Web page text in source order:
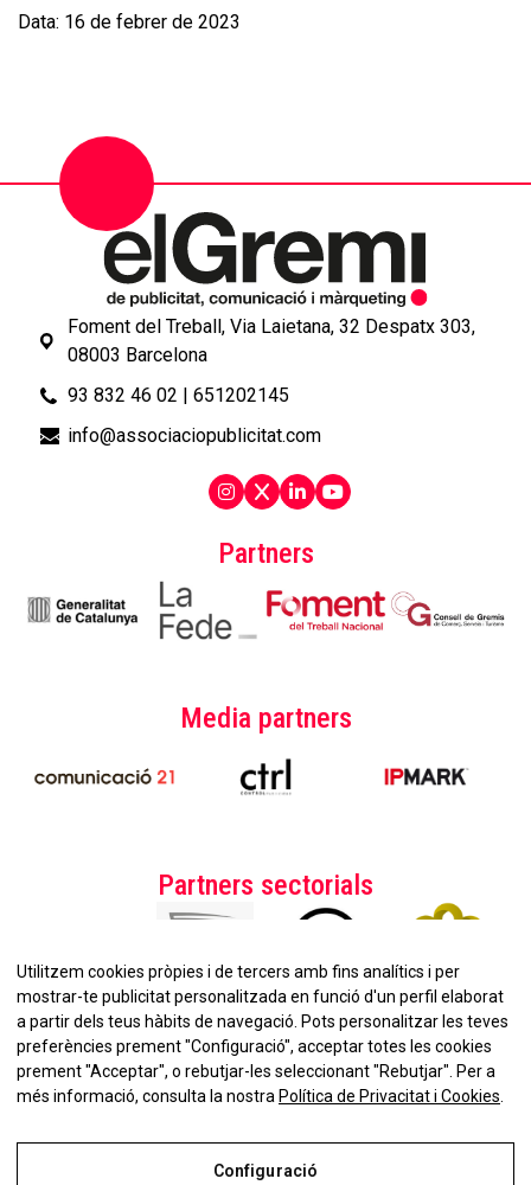
Data: 16 de febrer de 2023
Partners
Media partners
Partners sectorials
Foment del Treball, Via Laietana, 32 Despatx 303,
08003 Barcelona
93 832 46 02
651202145
info@associaciopublicitat.com
No et perdis la nostra
Utilitzem cookies pròpies i de tercers amb fins analítics i per
mostrar-te publicitat personalitzada en funció d'un perfil elaborat
a partir dels teus hàbits de navegació. Pots personalitzar les teves
preferències prement "Configuració", acceptar totes les cookies
prement "Acceptar", o rebutjar-les seleccionant "Rebutjar". Per a
més informació, consulta la nostra Política de Privacitat i Cookies
Configuració